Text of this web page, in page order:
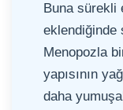
Buna sürekli
eklendiğinde
Menopozla
yapısının
daha